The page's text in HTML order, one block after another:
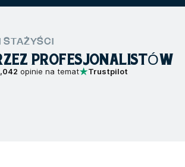
PROFESJONALISTÓW
opinie na temat Trustpilot